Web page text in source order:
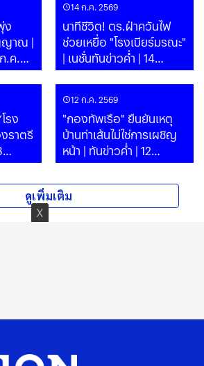
ง
าณ |
.ค.69
14 ก.ค. 2569
นาทีชีวิต! ตร.ฝ่าควันไฟ
ช่วยเหยื่อ "โรงเบียร์มรณะ"
| เนชั่นทันข่าวค่ำ | 14
ก.ค.69 | PART
รง
ราตรี
12 ก.ค. 2569
"กองทัพเรือ" ยืนยันเหตุ
บ้านท่าเส้นไม่ใช่การเผชิญ
หน้า | ทันข่าวค่ำ | 12
ก.ค.69
ดูเพิ่มเติม